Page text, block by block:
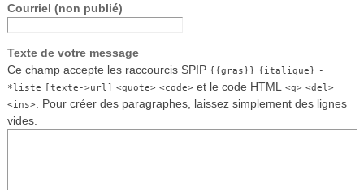
Courriel (non publié)
Texte de votre message
Ce champ accepte les raccourcis SPIP {{gras}} {italique} -
*liste [texte->url] <quote> <code>et le code HTML <q> <del>
<ins>. Pour créer des paragraphes, laissez simplement des lignes
vides.